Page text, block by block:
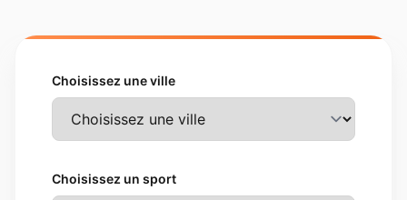
Choisissez une ville
Choisissez un sport